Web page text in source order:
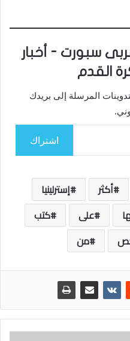
سبورت - أخبار
القدم
المرسلة إلى بريدك
اشتراك
أكثر
إسترلينيا
على
كتب
من